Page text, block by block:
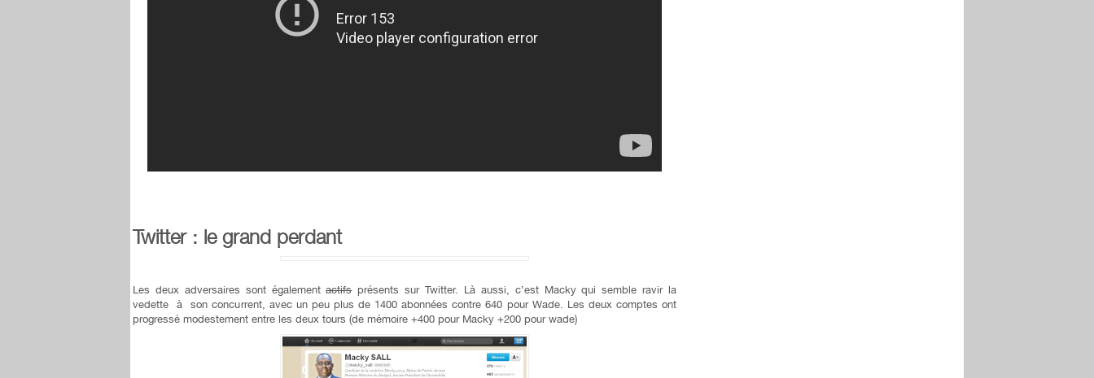
Twitter : le grand perdant
Les deux adversaires sont égalementactifsprésents sur Twitter. Là aussi, c’est Macky qui semble ravir la
vedette à son concurrent, avec un peu plus de 1400 abonnées contre 640 pour Wade. Les deux comptes ont
progressé modestement entre les deux tours (de mémoire +400 pour Macky +200 pour wade)